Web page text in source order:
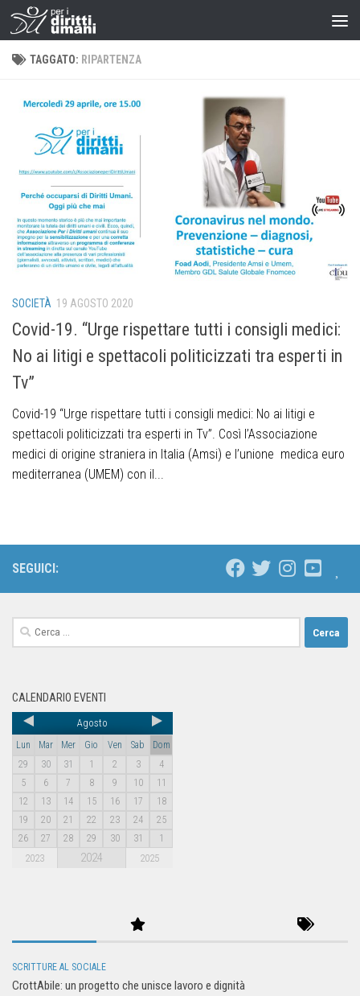
TAGGATO: RIPARTENZA
SOCIETÀ 19 AGOSTO 2020
Covid-19. “Urge rispettare tutti i consigli medici:
No ai litigi e spettacoli politicizzati tra esperti in
Tv”
Covid-19 “Urge rispettare tutti i consigli medici: No ai litigi e
spettacoli politicizzati tra esperti in Tv”. Così l’Associazione
medici di origine straniera in Italia (Amsi) e l’unione medica euro
mediterranea (UMEM) con il...
SEGUICI:
CALENDARIO EVENTI
Agosto
Lun Mar Mer Gio Ven Sab
Dom
29
30 31 1 2 3
4
5
6 7 8 9 10
11
12
13 14 15 16 17
18
19
20 21 22 23 24
25
26
27 28 29 30 31 1
2023 2024 2025
SCRITTURE AL SOCIALE
CrottAbile: un progetto che unisce lavoro e dignità